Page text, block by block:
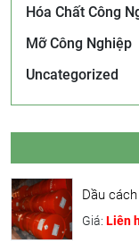
Hóa Chất Công
Mỡ Công Nghiệp
Uncategorized
Dầu
Giá: Liên